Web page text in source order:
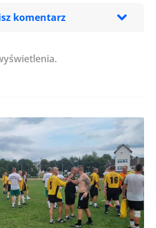
komentarz
w tej przeglądarce podczas